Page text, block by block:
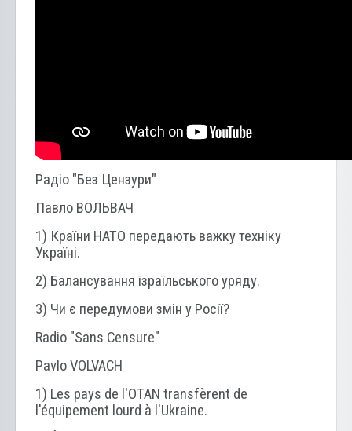
Радіо "Без Цензури"
Павло ВОЛЬВАЧ
1) Країни НАТО передають важку техніку
Україні.
2) Балансування ізраїльського уряду.
3) Чи є передумови змін у Росії?
Radio "Sans Censure"
Pavlo VOLVACH
1) Les pays de l'OTAN transfèrent de
l'équipement lourd à l'Ukraine.